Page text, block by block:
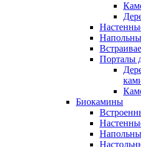
Порталы
Биокамины